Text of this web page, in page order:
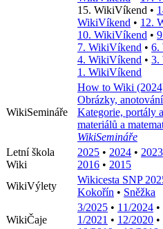
15. WikiVíkend •
WikiVíkend • 12.
10. WikiVíkend •
7. WikiVíkend • 6.
4. WikiVíkend • 3.
1. WikiVíkend
WikiSemináře
How to Wiki
Obrázky,
Kategorie, portály
materiálů a
WikiSemináře
Letní škola
Wiki
2025 • 2024 • 2023
2016 • 2015
WikiVýlety
Wikicesta SNP
Kokořín • Sněžka
WikiČaje
3/2025 • 11/2024 •
1/2021 • 12/2020 •